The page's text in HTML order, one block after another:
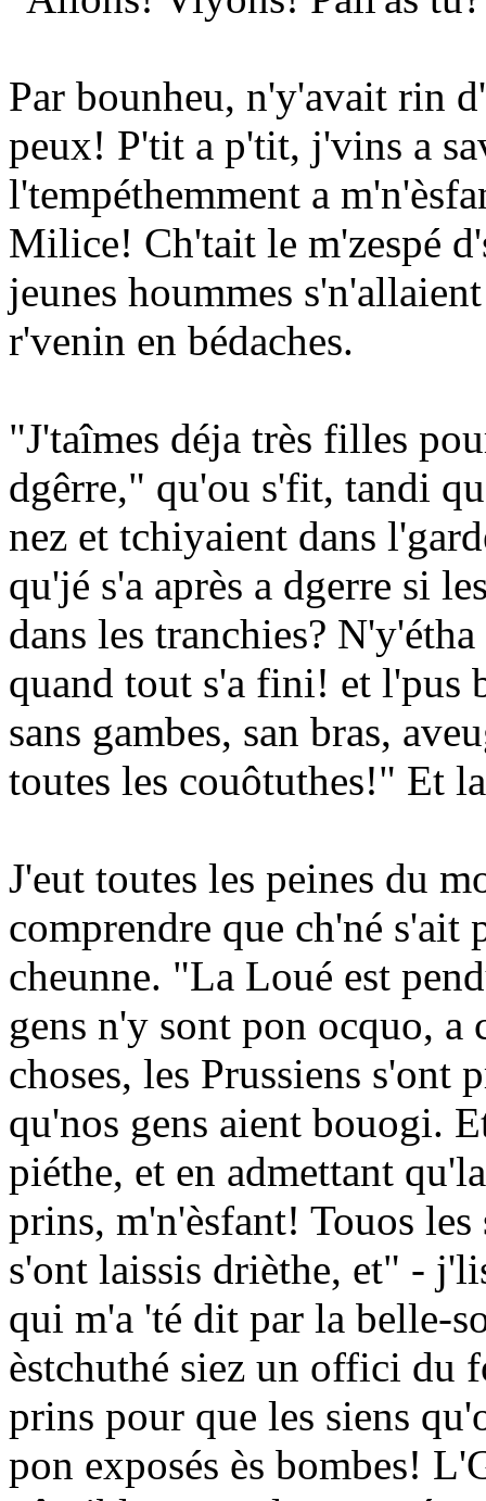
Par bounheu, n'y'avait rin
peux! P'tit a p'tit, j'vins a
l'tempéthemment a
Milice! Ch'tait le m'zespé
jeunes hoummes
r'venin en bédaches.
"J'taîmes déja très filles
dgêrre," qu'ou s'fit, tandi
nez et tchiyaient dans
qu'jé s'a après a dgerre si
dans les tranchies?
quand tout s'a fini! et l'pus
sans gambes, san bras,
toutes les couôtuthes!" Et
J'eut toutes les peines du
comprendre que ch'né s'ait
cheunne. "La Loué est
gens n'y sont pon ocquo, a
choses, les Prussiens s'ont
qu'nos gens aient bouogi.
piéthe, et en admettant
prins, m'n'èsfant! Touos
s'ont laissis drièthe, et" -
qui m'a 'té dit par la belle-
èstchuthé siez un offici du
prins pour que les siens
pon exposés ès bombes!